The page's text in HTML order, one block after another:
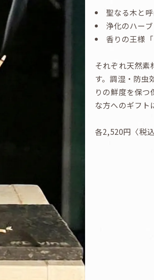
聖なる木と
浄化のハー
香りの王様
それぞれ天然素
す。調湿・防虫
りの鮮度を保
な方へのギフト
各2,520円〈税込